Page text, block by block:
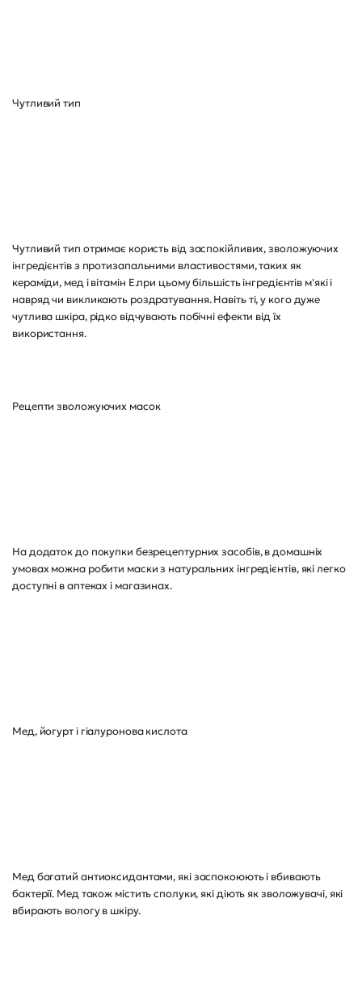
Чутливий тип
Чутливий тип отримає користь від заспокійливих, зволожуючих
інгредієнтів з протизапальними властивостями, таких як
кераміди, мед і вітамін Е.при цьому більшість інгредієнтів м'які і
навряд чи викликають роздратування. Навіть ті, у кого дуже
чутлива шкіра, рідко відчувають побічні ефекти від їх
використання.
Рецепти зволожуючих масок
На додаток до покупки безрецептурних засобів, в домашніх
умовах можна робити маски з натуральних інгредієнтів, які легко
доступні в аптеках і магазинах.
Мед, йогурт і гіалуронова кислота
Мед багатий антиоксидантами, які заспокоюють і вбивають
бактерії. Мед також містить сполуки, які діють як зволожувачі, які
вбирають вологу в шкіру.